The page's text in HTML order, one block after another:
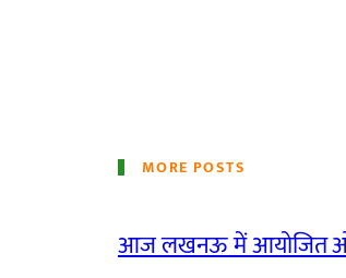
MORE POSTS
आज लखनऊ में आयोजित ओपन